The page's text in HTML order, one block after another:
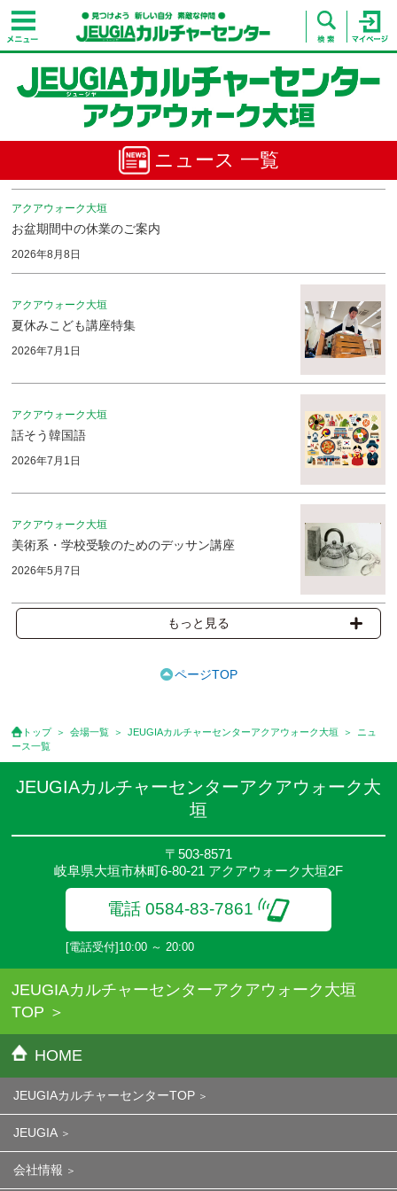
ニュース 一覧
アクアウォーク大垣
お盆期間中の休業のご案内
2026年8月8日
アクアウォーク大垣
夏休みこども講座特集
2026年7月1日
アクアウォーク大垣
話そう韓国語
2026年7月1日
アクアウォーク大垣
美術系・学校受験のためのデッサン講座
2026年5月7日
もっと見る
ページTOP
トップ 会場一覧 JEUGIAカルチャーセンターアクアウォーク大垣
ニュ
ース一覧
JEUGIAカルチャーセンターアクアウォーク大
垣
〒503-8571
岐阜県大垣市林町6-80-21 アクアウォーク大垣2F
電話 0584-83-7861
[電話受付]10:00 ～ 20:00
JEUGIAカルチャーセンターアクアウォーク大垣
TOP
HOME
JEUGIAカルチャーセンターTOP
JEUGIA
会社情報